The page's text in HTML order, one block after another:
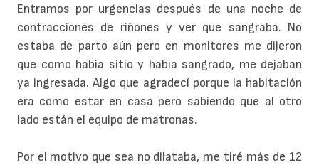
Entramos por urgencias después de una noche de
contracciones de riñones y ver que sangraba. No
estaba de parto aún pero en monitores me dijeron
que como había sitio y había sangrado, me dejaban
ya ingresada. Algo que agradecí porque la habitación
era como estar en casa pero sabiendo que al otro
lado están el equipo de matronas.
Por el motivo que sea no dilataba, me tiré más de 12